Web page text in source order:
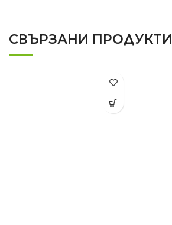
СВЪРЗАНИ ПРОДУКТИ